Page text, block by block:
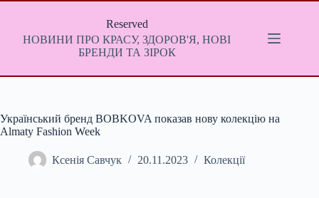
Перейти
Reserved
НОВИНИ ПРО КРАСУ, ЗДОРОВ'Я, НОВІ
БРЕНДИ ТА ЗІРОК
Український бренд BOBKOVA показав нову колекцію на
Almaty Fashion Week
Ксенія Савчук 20.11.2023 Колекції